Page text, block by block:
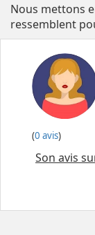
Nous mettons
ressemblent
(0 avis)
Son avis